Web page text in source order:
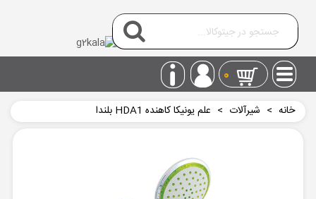
0
خانه > شیرآلات > علم یونیکا کاهنده HDA1 بلندا